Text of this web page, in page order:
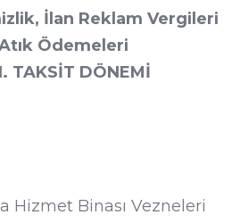
İlan Reklam Vergileri
Ödemeleri
TAKSİT DÖNEMİ
Hizmet Binası Vezneleri